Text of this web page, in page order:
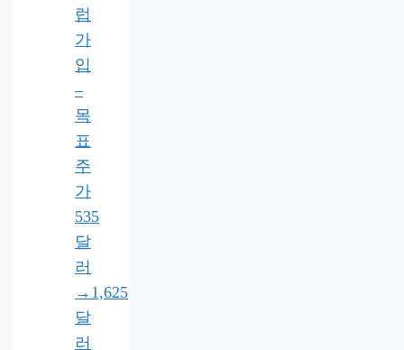
럽
가
입
–
목
표
주
가
535
달
러
→1,625
달
러